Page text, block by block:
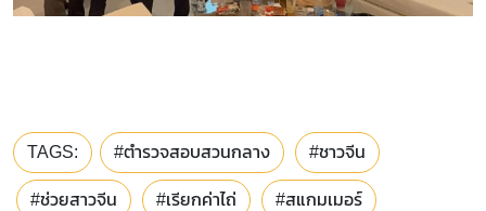
TAGS: #ตำรวจสอบสวนกลาง #ชาวจีน
#ช่วยสาวจีน #เรียกค่าไถ่ #สแกมเมอร์